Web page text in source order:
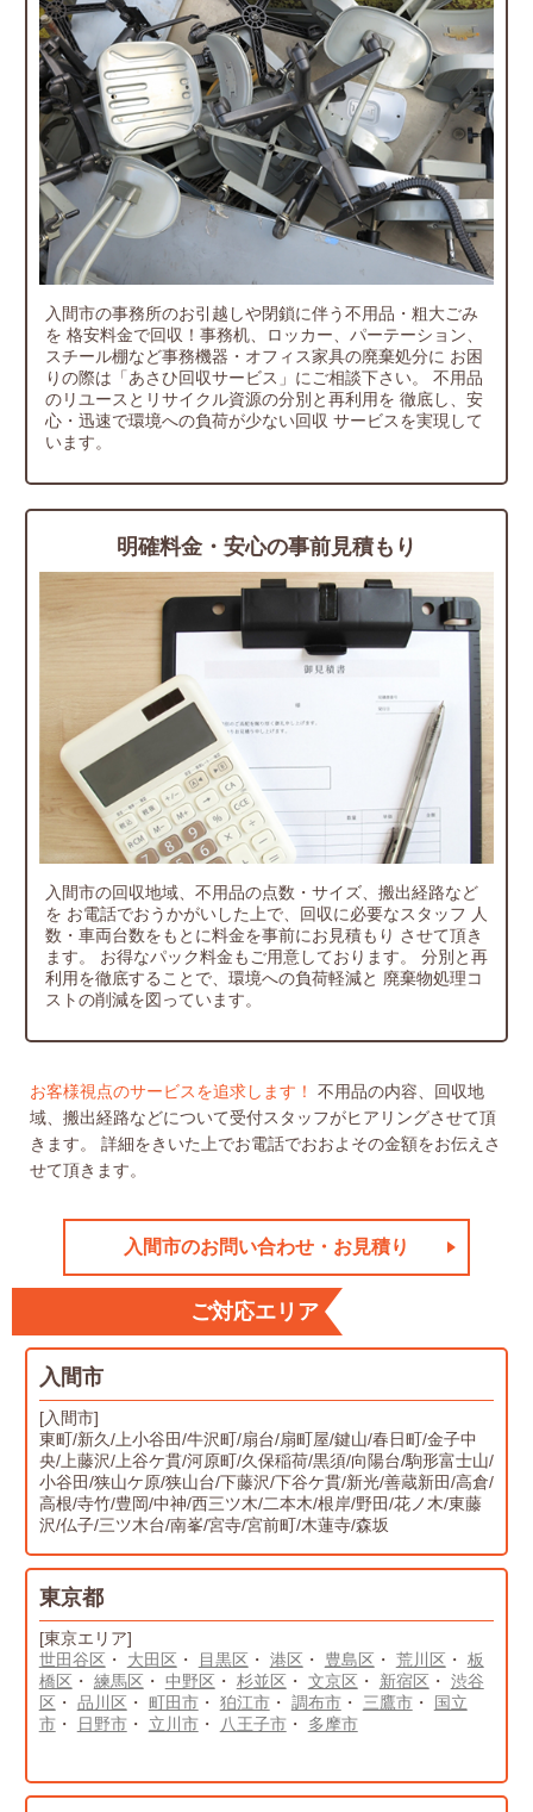
入間市の事務所のお引越しや閉鎖に伴う不用品・粗大ごみ
を 格安料金で回収！事務机、ロッカー、パーテーション、
スチール棚など事務機器・オフィス家具の廃棄処分に お困
りの際は「あさひ回収サービス」にご相談下さい。
不用品
のリユースとリサイクル資源の分別と再利用を 徹底し、安
心・迅速で環境への負荷が少ない回収 サービスを実現して
います。
明確料金・安心の事前見積もり
入間市の回収地域、不用品の点数・サイズ、搬出経路など
を お電話でおうかがいした上で、回収に必要なスタッフ 人
数・車両台数をもとに料金を事前にお見積もり させて頂き
ます。
お得なパック料金もご用意しております。
分別と再
利用を徹底することで、環境への負荷軽減と 廃棄物処理コ
ストの削減を図っています。
お客様視点のサービスを追求します！
不用品の内容、回収地
域、搬出経路などについて受付スタッフがヒアリングさせて頂
きます。
詳細をきいた上でお電話でおおよその金額をお伝えさ
せて頂きます。
入間市のお問い合わせ・お見積り
ご対応エリア
入間市
[入間市]
東町/新久/上小谷田/牛沢町/扇台/扇町屋/鍵山/春日町/金子中
央/上藤沢/上谷ケ貫/河原町/久保稲荷/黒須/向陽台/駒形富士山/
小谷田/狭山ケ原/狭山台/下藤沢/下谷ケ貫/新光/善蔵新田/高倉/
高根/寺竹/豊岡/中神/西三ツ木/二本木/根岸/野田/花ノ木/東藤
沢/仏子/三ツ木台/南峯/宮寺/宮前町/木蓮寺/森坂
東京都
[東京エリア]
世田谷区 ・ 大田区 ・ 目黒区 ・ 港区 ・ 豊島区 ・ 荒川区 ・ 板
橋区 ・ 練馬区 ・ 中野区 ・ 杉並区 ・ 文京区 ・ 新宿区 ・ 渋谷
区 ・ 品川区 ・ 町田市・ 狛江市・ 調布市・ 三鷹市・
国立
市・ 日野市・ 立川市・ 八王子市・ 多摩市